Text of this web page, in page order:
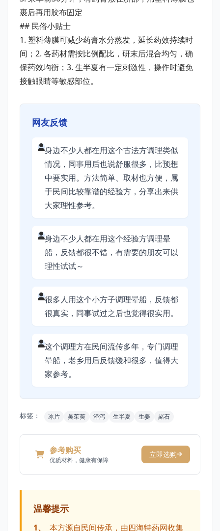
裹后再用胶布固定
## 民俗小贴士
1. 塑料薄膜可减少药膏水分蒸发，延长药效持续时
间；2. 各药材需按比例配比，研末后混合均匀，确
保药效均衡；3. 生半夏有一定刺激性，操作时避免
接触眼睛等敏感部位。
网友反馈
身边不少人都在用这个古法方调理类似
情况，同事用后也说舒服很多，比预想
中要实用。方法简单、取材也方便，属
于民间比较靠谱的经验方，分享出来供
大家理性参考。
身边不少人都在用这个经验方调理晕
船，反馈都很不错，有需要的朋友可以
理性试试～
很多人用这个小方子调理晕船，反馈都
很真实，同事试过之后也觉得很实用。
这个调理方在民间流传多年，专门调理
晕船，老乡用后反馈缓和很多，值得大
家参考。
标签： 冰片 吴茱萸 泽泻 生半夏 生姜 赭石
参考购买
优质材料，健康有保障
立即选购
温馨提示
1、 本方源自民间传承，由四海特药网收集